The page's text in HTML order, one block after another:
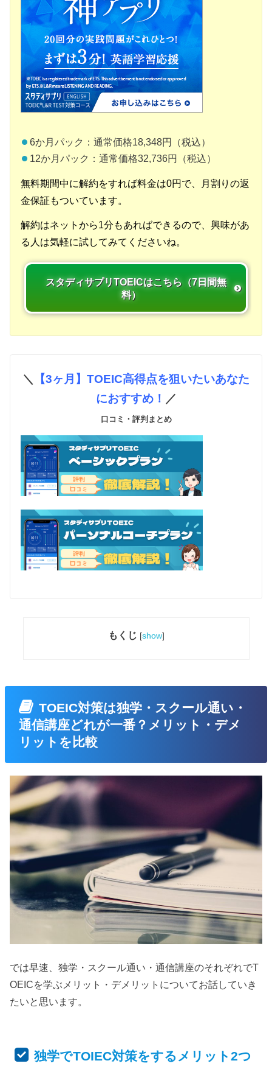
6か月パック：通常価格18,348円（税込）
12か月パック：通常価格32,736円（税込）
無料期間中に解約をすれば料金は0円で、月割りの返
金保証もついています。
解約はネットから1分もあればできるので、興味があ
る人は気軽に試してみてくださいね。
スタディサプリTOEICはこちら（7日間無
料）
＼
【3ヶ月】TOEIC高得点を狙いたいあなた
におすすめ！ ／
口コミ・評判まとめ
もくじ [show]
TOEIC対策は独学・スクール通い・
通信講座どれが一番？メリット・デメ
リットを比較
では早速、独学・スクール通い・通信講座のそれぞれでT
OEICを学ぶメリット・デメリットについてお話していき
たいと思います。
独学でTOIEC対策をするメリット2つ